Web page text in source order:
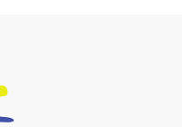
練習 - 7月23日